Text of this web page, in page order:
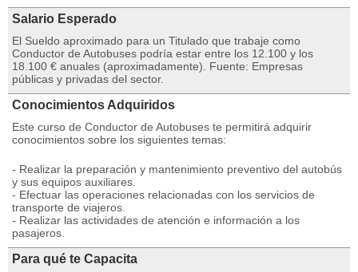
Salario Esperado
El Sueldo aproximado para un Titulado que trabaje como
Conductor de Autobuses podría estar entre los 12.100 y los
18.100 € anuales (aproximadamente). Fuente: Empresas
públicas y privadas del sector.
Conocimientos Adquiridos
Este curso de Conductor de Autobuses te permitirá adquirir
conocimientos sobre los siguientes temas:
- Realizar la preparación y mantenimiento preventivo del autobús
y sus equipos auxiliares.
- Efectuar las operaciones relacionadas con los servicios de
transporte de viajeros.
- Realizar las actividades de atención e información a los
pasajeros.
Para qué te Capacita